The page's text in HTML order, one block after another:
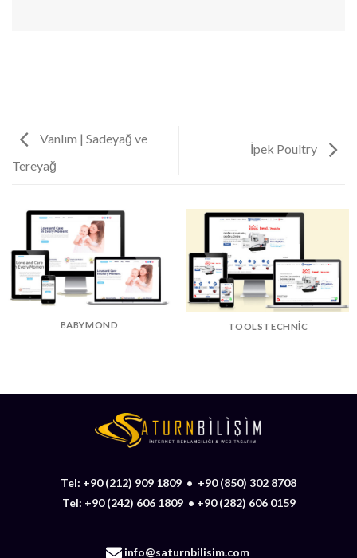
Vanlım | Sadeyağ ve
Tereyağ
İpek Poultry
BABYMOND TOOLSTECHNIC
Tel: +90 (212) 909 1809 • +90 (850) 302 8708
Tel: +90 (242) 606 1809• +90 (282) 606 0159
info@saturnbilisim.com